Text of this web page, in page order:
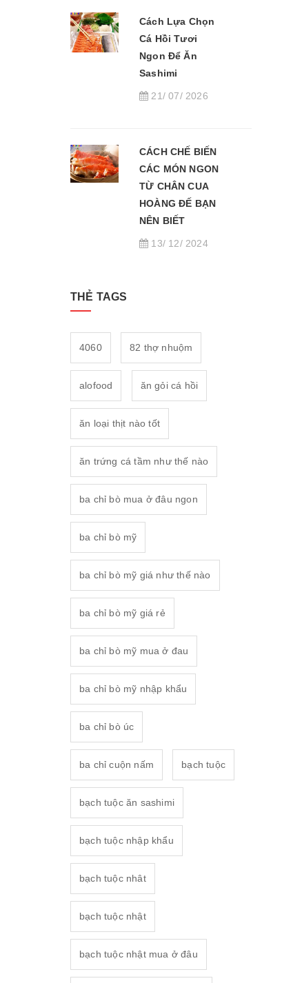
Cách Lựa Chọn
Cá Hồi Tươi
Ngon Để Ăn
Sashimi
21/ 07/ 2026
CÁCH CHẾ BIẾN
CÁC MÓN NGON
TỪ CHÂN CUA
HOÀNG ĐẾ BẠN
NÊN BIẾT
13/ 12/ 2024
THẺ TAGS
4060 82 thợ nhuộm
alofood ăn gỏi cá hồi
ăn loại thịt nào tốt
ăn trứng cá tầm như thế nào
ba chỉ bò mua ở đâu ngon
ba chỉ bò mỹ
ba chỉ bò mỹ giá như thế nào
ba chỉ bò mỹ giá rẻ
ba chỉ bò mỹ mua ở đau
ba chỉ bò mỹ nhập khẩu
ba chỉ bò úc
ba chỉ cuộn nấm bạch tuộc
bạch tuộc ăn sashimi
bạch tuộc nhập khẩu
bạch tuộc nhât
bạch tuộc nhật
bạch tuộc nhật mua ở đâu